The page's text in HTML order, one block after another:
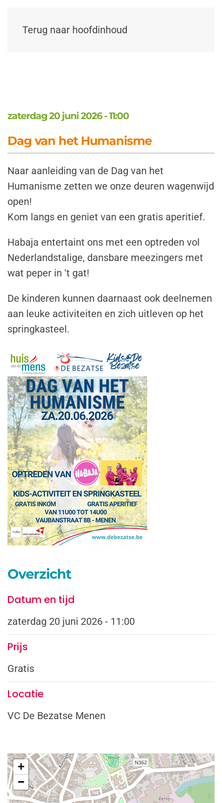
Terug naar hoofdinhoud
zaterdag 20 juni 2026 - 11:00
Dag van het Humanisme
Naar aanleiding van de Dag van het
Humanisme zetten we onze deuren wagenwijd
open!
Kom langs en geniet van een gratis aperitief.
Habaja entertaint ons met een optreden vol
Nederlandstalige, dansbare meezingers met
wat peper in 't gat!
De kinderen kunnen daarnaast ook deelnemen
aan leuke activiteiten en zich uitleven op het
springkasteel.
Overzicht
Datum en tijd
zaterdag 20 juni 2026 - 11:00
Prijs
Gratis
Locatie
VC De Bezatse Menen
+
−